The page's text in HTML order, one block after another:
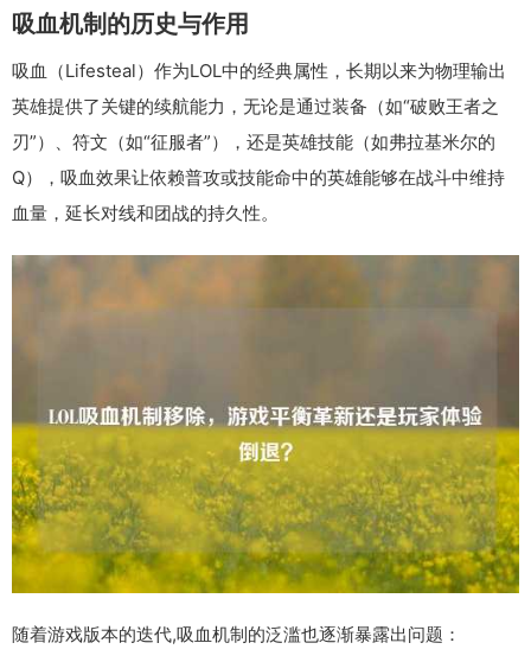
吸血机制的历史与作用
吸血（Lifesteal）作为LOL中的经典属性，长期以来为物理输出
英雄提供了关键的续航能力，无论是通过装备（如“破败王者之
刃”）、符文（如“征服者”），还是英雄技能（如弗拉基米尔的
Q），吸血效果让依赖普攻或技能命中的英雄能够在战斗中维持
血量，延长对线和团战的持久性。
随着游戏版本的迭代,吸血机制的泛滥也逐渐暴露出问题：